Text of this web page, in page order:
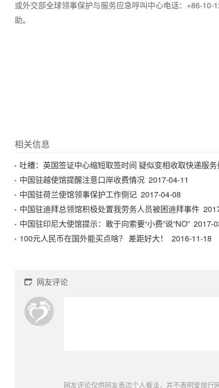
或外交部全球领事保护与服务应急呼叫中心电话：+86-10-
助。
相关信息
吐槽：英国签证中心缩短取签时间 疑似变相收取快递服
中国驻越使馆提醒注意口岸收费情况 2017-04-11
中国驻荷兰使馆领事保护工作侧记 2017-04-08
中国驻迪拜总领馆积极处置我劳务人员被困迪拜事件
中国驻印尼大使馆提示：敢于向索要“小费”说“NO” 2017-
100元人民币在国外能买点啥？ 差距好大！ 2016-11-18
 网友评论
网友评论仅供网友表达个人看法，并不表明爱旅行